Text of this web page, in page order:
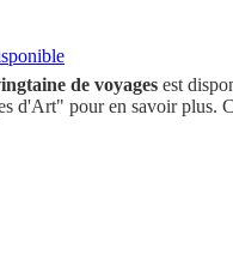
de voyages est
d'Art" pour en savoir plus.